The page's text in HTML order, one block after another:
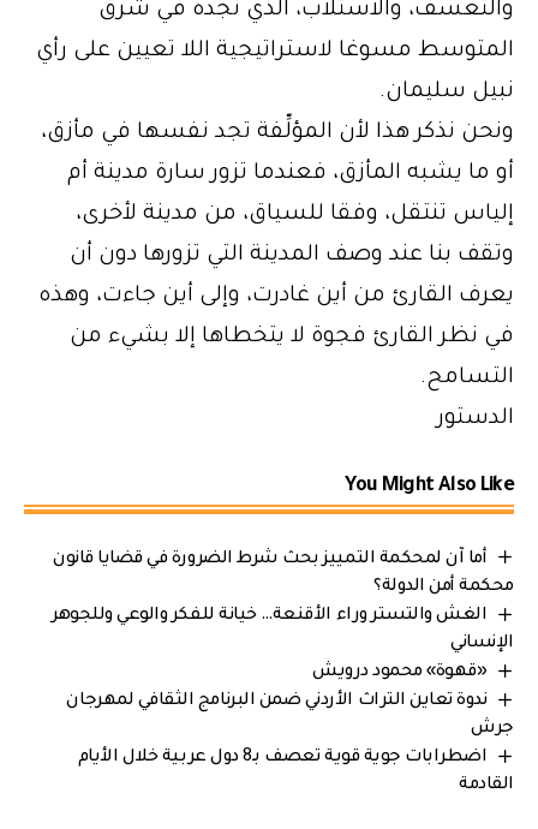
والتعسف، والاستلاب، الذي نجده في شرق
المتوسط مسوغا لاستراتيجية اللا تعيين على رأي
نبيل سليمان.
ونحن نذكر هذا لأن المؤلِّفة تجد نفسها في مأزق،
أو ما يشبه المأزق، فعندما تزور سارة مدينة أم
إلياس تنتقل، وفقا للسياق، من مدينة لأخرى،
وتقف بنا عند وصف المدينة التي تزورها دون أن
يعرف القارئ من أين غادرت، وإلى أين جاءت، وهذه
في نظر القارئ فجوة لا يتخطاها إلا بشيء من
التسامح.
الدستور
You Might Also Like
أما آن لمحكمة التمييز بحث شرط الضرورة في قضايا قانون
محكمة أمن الدولة؟
الغش والتستر وراء الأقنعة… خيانة للفكر والوعي وللجوهر
الإنساني
«قهوة» محمود درويش
ندوة تعاين التراث الأردني ضمن البرنامج الثقافي لمهرجان
جرش
اضطرابات جوية قوية تعصف بـ8 دول عربية خلال الأيام
القادمة